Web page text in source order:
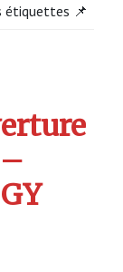
étiquettes 📌